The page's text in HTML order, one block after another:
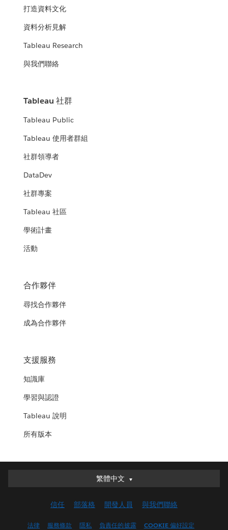
打造資料文化
資料分析見解
Tableau Research
與我們聯絡
Tableau 社群
Tableau Public
Tableau 使用者群組
社群領導者
DataDev
社群專案
Tableau 社區
學術計畫
活動
合作夥伴
尋找合作夥伴
成為合作夥伴
支援服務
知識庫
學習與認證
Tableau 說明
所有版本
繁體中文
繁體中文
English (UK)
信任 部落格 開發人員 與我們聯絡
法律 服務條款 隱私 負責任的披露 COOKIE 偏好設定